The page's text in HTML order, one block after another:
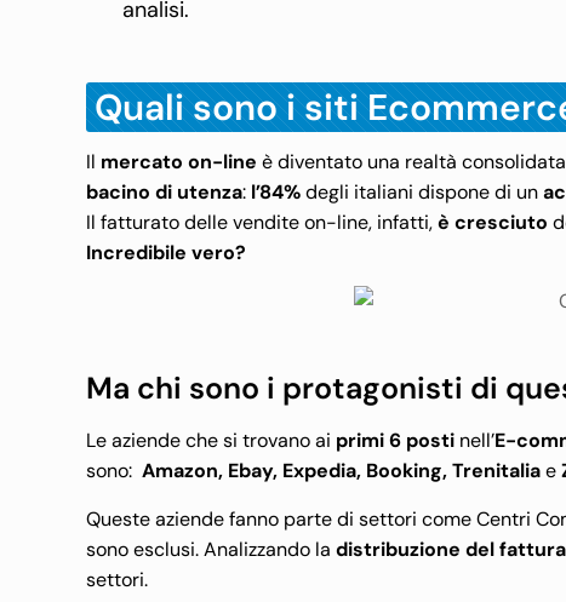
analisi.
Quali sono i siti
Il mercato on-line è diventato una realtà
bacino di utenza: l’84%degli italiani dispone di un
Il fatturato delle vendite on-line, infatti,è cresciuto
Incredibile vero?
Ma chi sono i protagonisti di
Le aziende che si trovano ai primi 6 posti nell’E-
sono:Amazon, Ebay, Expedia, Booking, Trenitaliae
Queste aziende fanno parte di settori come Centri
sono esclusi. Analizzando ladistribuzione del
settori.